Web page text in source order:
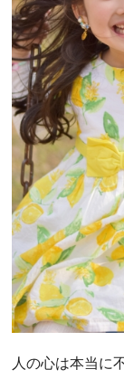
人の心は本当に